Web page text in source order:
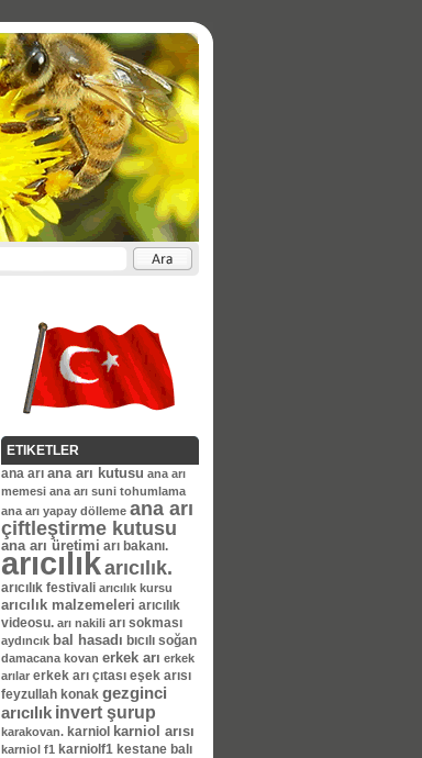
ETIKETLER
ana arı ana arı kutusu ana arı
memesi ana arı suni tohumlama
ana arı yapay dölleme ana arı
çiftleştirme kutusu
ana arı üretimi arı bakanı.
arıcılıkarıcılık.
arıcılık festivali arıcılık kursu
arıcılık malzemeleri arıcılık
videosu. arı nakili arı sokması
aydıncık bal hasadı bıcılı soğan
damacana kovan erkek arı erkek
arılar erkek arı çıtası eşek arısı
feyzullah konak gezginci
arıcılık invert şurup
karakovan. karniol karniol arısı
karniol f1 karniolf1 kestane balı